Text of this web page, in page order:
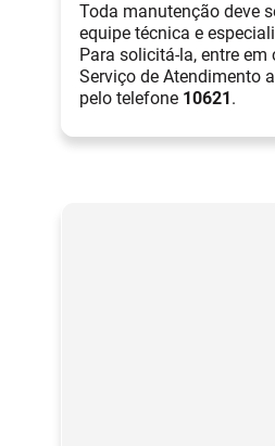
Toda manutenção deve
equipe técnica e
Para solicitá-la, entre
Serviço de Atendimento
pelo telefone 10621.